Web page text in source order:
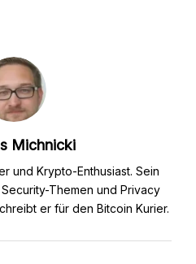
Michnicki
und Krypto-Enthusiast. Sein
Themen und Privacy
er für den Bitcoin Kurier.